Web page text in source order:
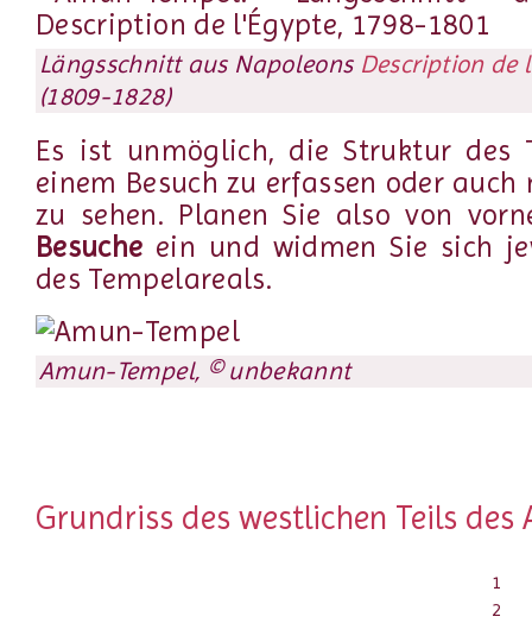
Längsschnitt aus Napoleons Description de
(1809-1828)
Es ist unmöglich, die Struktur des
einem Besuch zu erfassen oder auch
zu sehen. Planen Sie also von
Besuche ein und widmen Sie sich
des Tempelareals.
Amun-Tempel, © unbekannt
Grundriss des westlichen Teils des
1
2